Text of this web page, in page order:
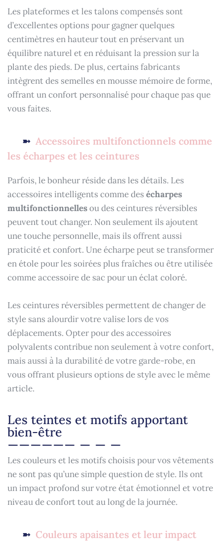
Les plateformes et les talons compensés sont
d’excellentes options pour gagner quelques
centimètres en hauteur tout en préservant un
équilibre naturel et en réduisant la pression sur la
plante des pieds. De plus, certains fabricants
intègrent des semelles en mousse mémoire de forme,
offrant un confort personnalisé pour chaque pas que
vous faites.
Accessoires multifonctionnels comme
les écharpes et les ceintures
Parfois, le bonheur réside dans les détails. Les
accessoires intelligents comme des écharpes
multifonctionnellesou des ceintures réversibles
peuvent tout changer. Non seulement ils ajoutent
une touche personnelle, mais ils offrent aussi
praticité et confort. Une écharpe peut se transformer
en étole pour les soirées plus fraîches ou être utilisée
comme accessoire de sac pour un éclat coloré.
Les ceintures réversibles permettent de changer de
style sans alourdir votre valise lors de vos
déplacements. Opter pour des accessoires
polyvalents contribue non seulement à votre confort,
mais aussi à la durabilité de votre garde-robe, en
vous offrant plusieurs options de style avec le même
article.
Les teintes et motifs apportant
bien-être
Les couleurs et les motifs choisis pour vos vêtements
ne sont pas qu’une simple question de style. Ils ont
un impact profond sur votre état émotionnel et votre
niveau de confort tout au long de la journée.
Couleurs apaisantes et leur impact